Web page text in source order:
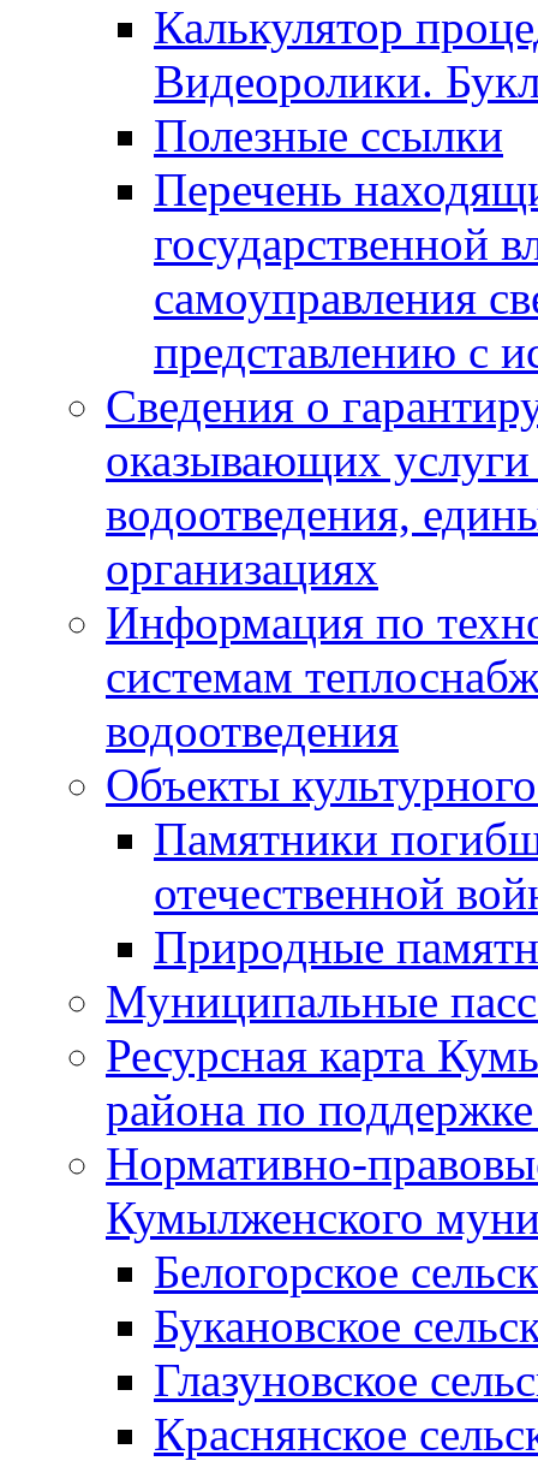
Калькулятор
Видеоролики.
Полезные ссылки
Перечень
государственной
самоуправления
представлению с
Сведения о
оказывающих
водоотведения,
организациях
Информация по
системам
водоотведения
Объекты
Памятники
отечественной
Природные
Муниципальные
Ресурсная карта
района по
Нормативно-
Кумылженского
Белогорское
Букановское
Глазуновское
Краснянское